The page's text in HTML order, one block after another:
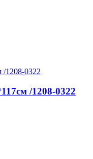
/1208-0322